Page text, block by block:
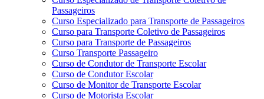
Passageiros
Curso Especializado para Transporte de Passageiros
Curso para Transporte Coletivo de Passageiros
Curso para Transporte de Passageiros
Curso Transporte Passageiro
Curso de Condutor de Transporte Escolar
Curso de Condutor Escolar
Curso de Monitor de Transporte Escolar
Curso de Motorista Escolar